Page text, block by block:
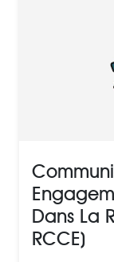
Dans La
RCCE)